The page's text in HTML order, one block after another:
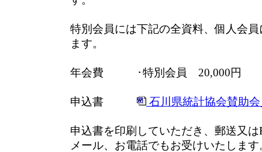
特別会員には下記の全資料、個人会
ます。
年会費 ･特別会員 20,000円
申込書 石川県統計協会賛助
申込書を印刷していただき、郵送又
メール、お電話でもお受けいたします